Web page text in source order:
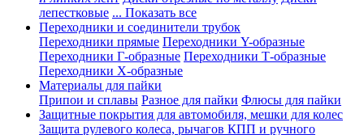
лепестковые ... Показать все
Переходники и соединители трубок
Переходники прямые Переходники Y-образные
Переходники Г-образные Переходники Т-образные
Переходники Х-образные
Материалы для пайки
Припои и сплавы Разное для пайки Флюсы для пайки
Защитные покрытия для автомобиля, мешки для колес
Защита рулевого колеса, рычагов КПП и ручного